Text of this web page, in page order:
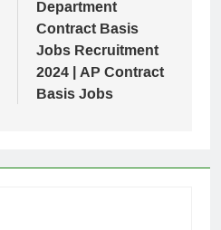
Department
Contract Basis
Jobs Recruitment
2024 | AP Contract
Basis Jobs